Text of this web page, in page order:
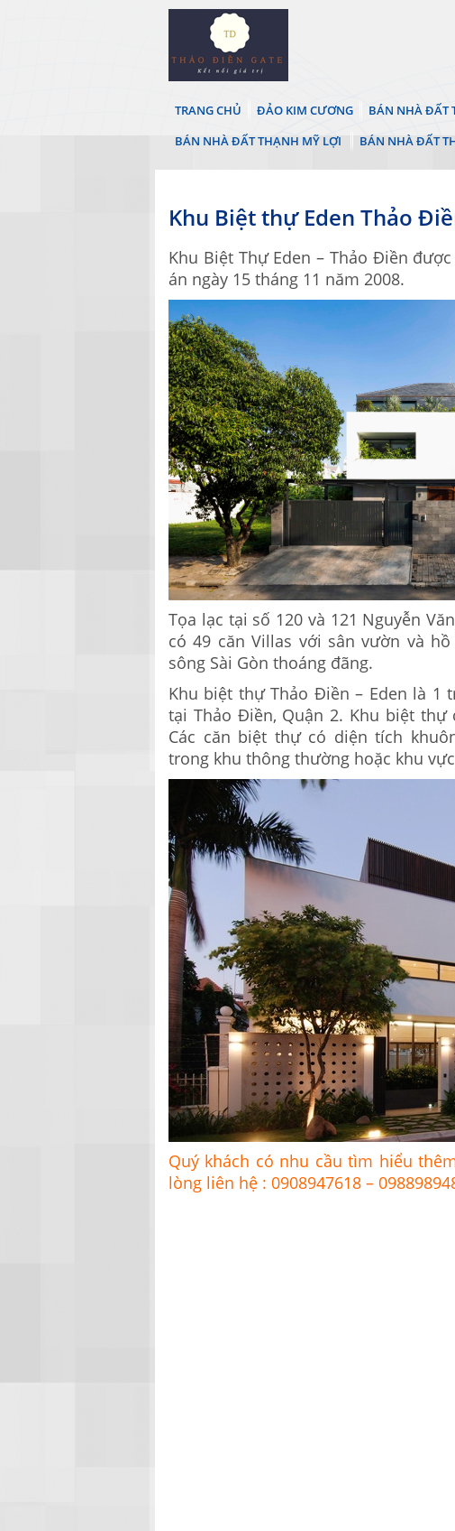
TRANG CHỦ ĐẢO KIM CƯƠNG BÁN NHÀ ĐẤT
BÁN NHÀ ĐẤT THẠNH MỸ LỢI
BÁN NHÀ ĐẤT
Khu Biệt thự Eden Thảo
Khu Biệt Thự Eden – Thảo Điền
án ngày 15 tháng 11 năm 2008.
Tọa lạc tại số 120 và 121 Nguyễn
có 49 căn Villas với sân vườn và
sông Sài Gòn thoáng đãng.
Khu biệt thự Thảo Điền – Eden là 1
tại Thảo Điền, Quận 2. Khu biệt thự
Các căn biệt thự có diện tích
trong khu thông thường hoặc khu
Quý khách có nhu cầu tìm hiểu
lòng liên hệ : 0908947618 –